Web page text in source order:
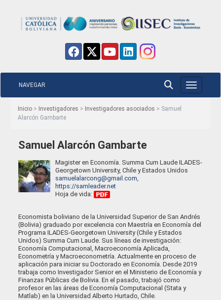
Toggle
NAVEGAR
Inicio > Investigadores > Investigadores asociados > Samuel
Alarcón Gambarte
Samuel Alarcón Gambarte
Magister en Economía. Summa Cum Laude ILADES-
Georgetown University, Chile y Estados Unidos
samuelalarcong@gmail.com
https://samleader.net
Hoja de vida:
Economista boliviano de la Universidad Superior de San Andrés
(Bolivia) graduado por excelencia con Maestría en Economía del
Programa ILADES-Georgetown University (Chile y Estados
Unidos) Summa Cum Laude. Sus líneas de investigación:
Economía Computacional, Macroeconomía Aplicada,
Econometría y Macroeconometría. Actualmente en proceso de
aplicación para iniciar su Doctorado en Economía. Desde 2019
trabaja como Investigador Senior en el Ministerio de Economía y
Finanzas Públicas de Bolivia. En el pasado, trabajó como
profesor en las áreas de Economía Computacional (Stata y
Matlab) en la Universidad Alberto Hurtado, Chile.